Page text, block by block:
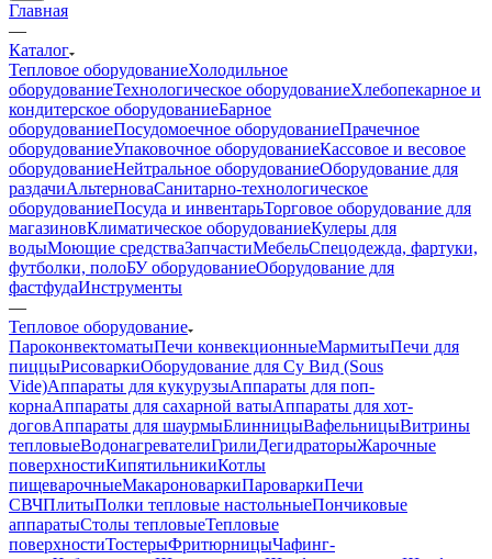
Главная
—
Каталог
Тепловое оборудованиеХолодильное
оборудованиеТехнологическое оборудованиеХлебопекарное и
кондитерское оборудованиеБарное
оборудованиеПосудомоечное оборудованиеПрачечное
оборудованиеУпаковочное оборудованиеКассовое и весовое
оборудованиеНейтральное оборудованиеОборудование для
раздачиАльтерноваСанитарно-технологическое
оборудованиеПосуда и инвентарьТорговое оборудование для
магазиновКлиматическое оборудованиеКулеры для
водыМоющие средстваЗапчастиМебельСпецодежда, фартуки,
футболки, полоБУ оборудованиеОборудование для
фастфудаИнструменты
—
Тепловое оборудование
ПароконвектоматыПечи конвекционныеМармитыПечи для
пиццыРисоваркиОборудование для Су Вид (Sous
Vide)Аппараты для кукурузыАппараты для поп-
корнаАппараты для сахарной ватыАппараты для хот-
договАппараты для шаурмыБлинницыВафельницыВитрины
тепловыеВодонагревателиГрилиДегидраторыЖарочные
поверхностиКипятильникиКотлы
пищеварочныеМакароноваркиПароваркиПечи
СВЧПлитыПолки тепловые настольныеПончиковые
аппаратыСтолы тепловыеТепловые
поверхностиТостерыФритюрницыЧафинг-